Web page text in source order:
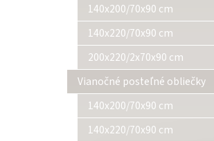
140x200/70x90 cm
140x220/70x90 cm
200x220/2x70x90 cm
Vianočné posteľné obliečky
140x200/70x90 cm
140x220/70x90 cm